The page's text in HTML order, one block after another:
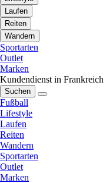
Laufen
Reiten
Wandern
Sportarten
Outlet
Marken
Kundendienst in Frankreich
Suchen
Fußball
Lifestyle
Laufen
Reiten
Wandern
Sportarten
Outlet
Marken